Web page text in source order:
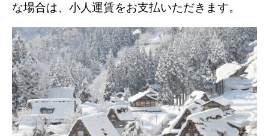
な場合は、小人運賃をお支払いただきます。